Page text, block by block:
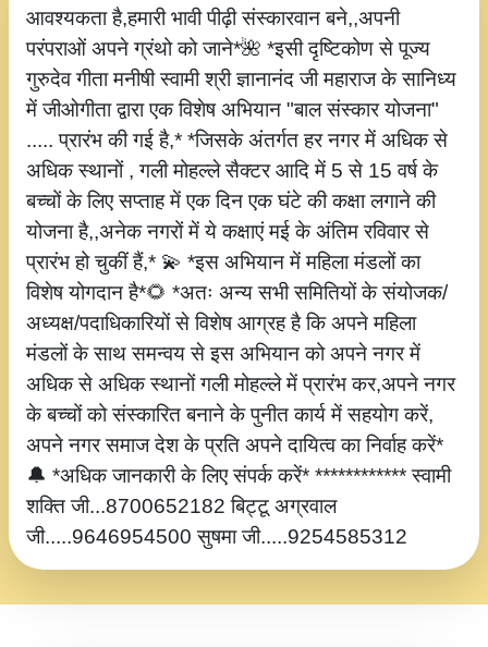
आवश्यकता है,हमारी भावी पीढ़ी संस्कारवान बने,,अपनी
परंपराओं अपने ग्रंथो को जाने*🌺 *इसी दृष्टिकोण से पूज्य
गुरुदेव गीता मनीषी स्वामी श्री ज्ञानानंद जी महाराज के सानिध्य
में जीओगीता द्वारा एक विशेष अभियान "बाल संस्कार योजना"
..... प्रारंभ की गई है,* *जिसके अंतर्गत हर नगर में अधिक से
अधिक स्थानों , गली मोहल्ले सैक्टर आदि में 5 से 15 वर्ष के
बच्चों के लिए सप्ताह में एक दिन एक घंटे की कक्षा लगाने की
योजना है,,अनेक नगरों में ये कक्षाएं मई के अंतिम रविवार से
प्रारंभ हो चुकीं हैं,* 💫 *इस अभियान में महिला मंडलों का
विशेष योगदान है*🌻 *अतः अन्य सभी समितियों के संयोजक/
अध्यक्ष/पदाधिकारियों से विशेष आग्रह है कि अपने महिला
मंडलों के साथ समन्वय से इस अभियान को अपने नगर में
अधिक से अधिक स्थानों गली मोहल्ले में प्रारंभ कर,अपने नगर
के बच्चों को संस्कारित बनाने के पुनीत कार्य में सहयोग करें,
अपने नगर समाज देश के प्रति अपने दायित्व का निर्वाह करें*
🔔 *अधिक जानकारी के लिए संपर्क करें* ************ स्वामी
शक्ति जी...8700652182 बिट्टू अग्रवाल
जी.....9646954500 सुषमा जी.....9254585312